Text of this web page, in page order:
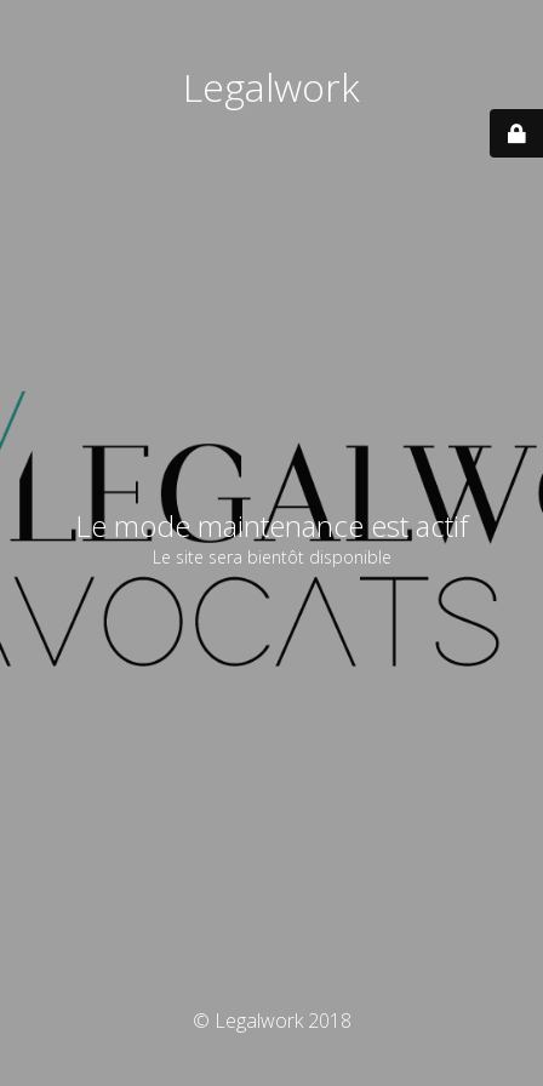
Legalwork
Le mode maintenance est actif
Le site sera bientôt disponible
© Legalwork 2018